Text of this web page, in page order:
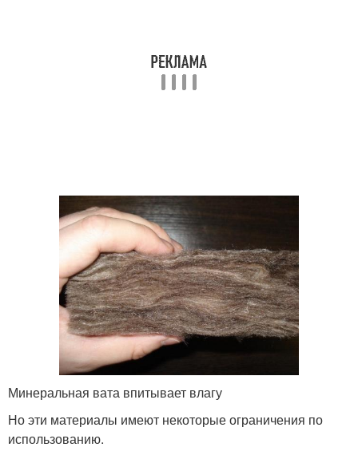
Минеральная вата впитывает влагу
Но эти материалы имеют некоторые ограничения по
использованию.